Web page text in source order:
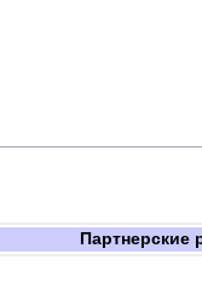
Партнерские